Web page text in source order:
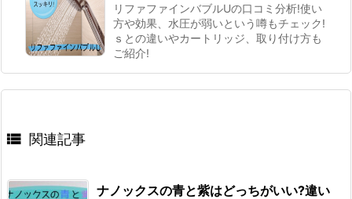
リファファインバブルUの口コミ分析!使い
方や効果、水圧が弱いという噂もチェック!
ｓとの違いやカートリッジ、取り付け方も
ご紹介!
 関連記事
ナノックスの青と紫はどっちがいい?違い